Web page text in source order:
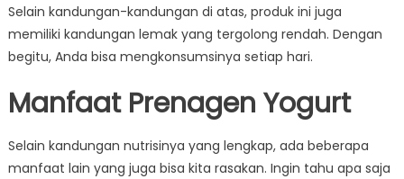
Selain kandungan-kandungan di atas, produk ini juga
memiliki kandungan lemak yang tergolong rendah. Dengan
begitu, Anda bisa mengkonsumsinya setiap hari.
Manfaat Prenagen Yogurt
Selain kandungan nutrisinya yang lengkap, ada beberapa
manfaat lain yang juga bisa kita rasakan. Ingin tahu apa saja